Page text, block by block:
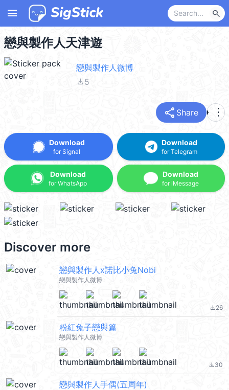
menu search
戀與製作人天津遊
戀與製作人微博
file_download5
share Share more_vert
Download
for Signal
Download
for WhatsApp
Download
for Telegram
Download
for iMessage
Discover more
戀與製作人x諾比小兔Nobi
戀與製作人微博
file_download26
粉紅兔子戀與篇
戀與製作人微博
file_download30
戀與製作人手偶(五周年)